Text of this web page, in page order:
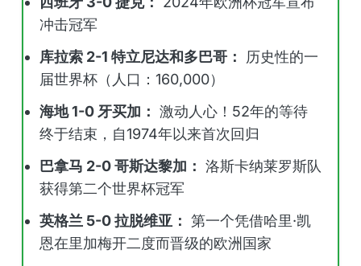
冲击冠军
库拉索 2-1 特立尼达和多巴哥：
历史性的一
届世界杯（人口：160,000）
海地 1-0 牙买加： 激动人心！52年的等待
终于结束，自1974年以来首次回归
巴拿马 2-0 哥斯达黎加： 洛斯卡纳莱罗斯队
获得第二个世界杯冠军
英格兰 5-0 拉脱维亚： 第一个凭借哈里·凯
恩在里加梅开二度而晋级的欧洲国家